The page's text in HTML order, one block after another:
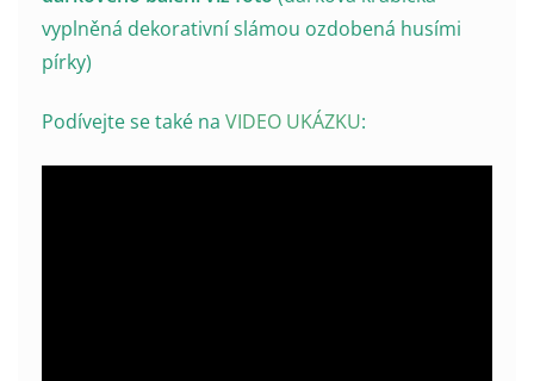
vyplněná dekorativní slámou ozdobená husími
pírky)
Podívejte se také na VIDEO UKÁZKU: